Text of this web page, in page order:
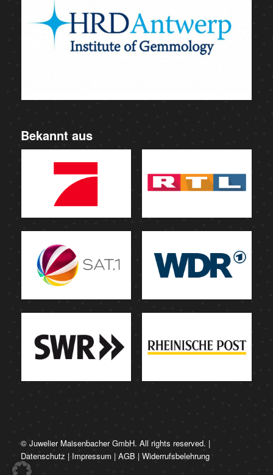
Bekannt aus
© Juwelier Maisenbacher GmbH. All rights reserved. |
Datenschutz | Impressum | AGB | Widerrufsbelehrung